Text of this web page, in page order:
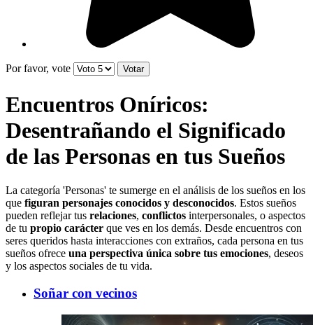
Por favor, vote
Encuentros Oníricos:
Desentrañando el Significado
de las Personas en tus Sueños
La categoría 'Personas' te sumerge en el análisis de los sueños en los
que figuran personajes conocidos y desconocidos. Estos sueños
pueden reflejar tus relaciones, conflictos interpersonales, o aspectos
de tu propio carácter que ves en los demás. Desde encuentros con
seres queridos hasta interacciones con extraños, cada persona en tus
sueños ofrece una perspectiva única sobre tus emociones, deseos
y los aspectos sociales de tu vida.
Soñar con vecinos